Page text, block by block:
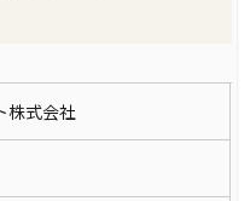
株式会社